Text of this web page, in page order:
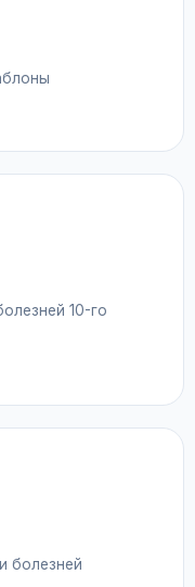
10-го
болезней